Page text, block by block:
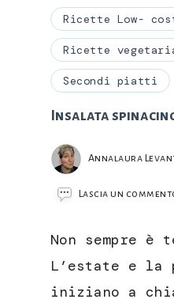
Ricette Low-
Ricette
Secondi piatti
Insalata
Annalaura
Lascia un
Non sempre è
L’estate e la
iniziano a